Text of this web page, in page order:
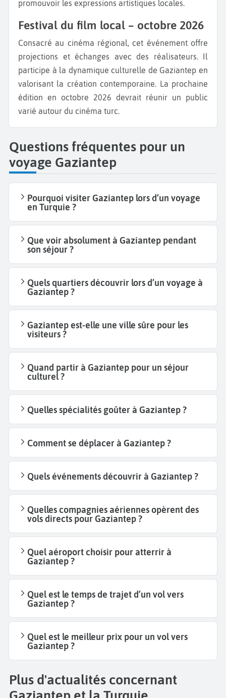
promouvoir les expressions artistiques locales.
Festival du film local – octobre 2026
Consacré au cinéma régional, cet événement offre
projections et échanges avec des réalisateurs. Il
participe à la dynamique culturelle de Gaziantep en
valorisant la création contemporaine. La prochaine
édition en octobre 2026 devrait réunir un public
varié autour du cinéma turc.
Questions fréquentes pour un
voyage Gaziantep
Pourquoi visiter Gaziantep lors d’un voyage
en Turquie ?
Que voir absolument à Gaziantep pendant
son séjour ?
Quels quartiers découvrir lors d’un voyage à
Gaziantep ?
Gaziantep est-elle une ville sûre pour les
visiteurs ?
Quand partir à Gaziantep pour un séjour
culturel ?
Quelles spécialités goûter à Gaziantep ?
Comment se déplacer à Gaziantep ?
Quels événements découvrir à Gaziantep ?
Quelles compagnies aériennes opèrent des
vols directs pour Gaziantep ?
Quel aéroport choisir pour atterrir à
Gaziantep ?
Quel est le temps de trajet d’un vol vers
Gaziantep ?
Quel est le meilleur prix pour un vol vers
Gaziantep ?
Plus d'actualités concernant